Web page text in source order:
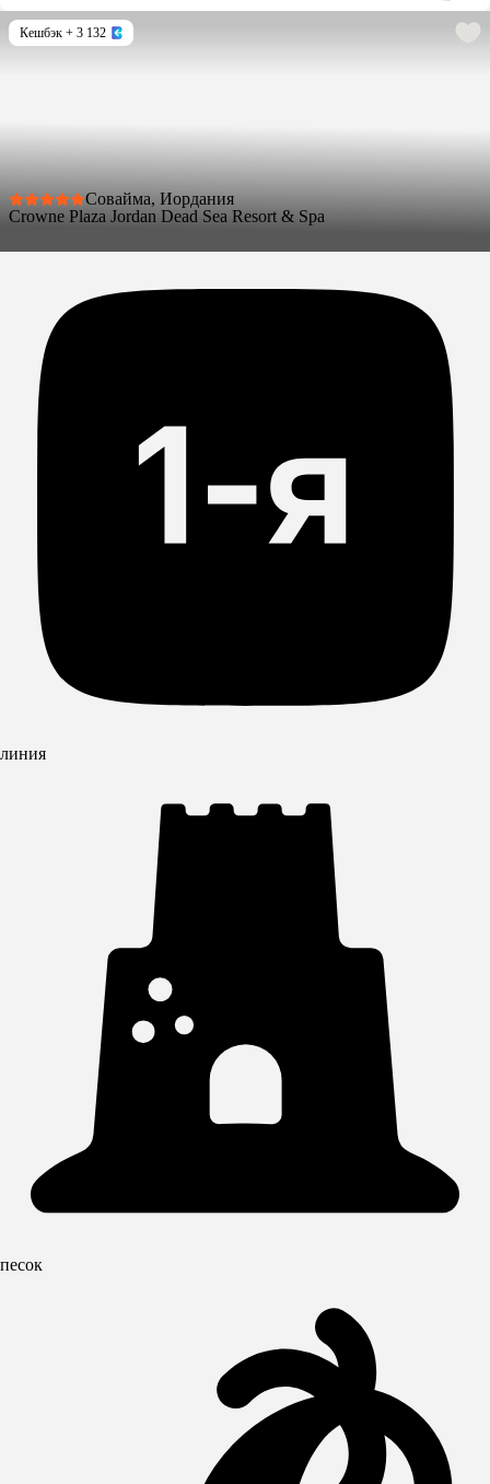
Кешбэк + 3 132
Совайма, Иордания
Crowne Plaza Jordan Dead Sea Resort & Spa
линия
песок